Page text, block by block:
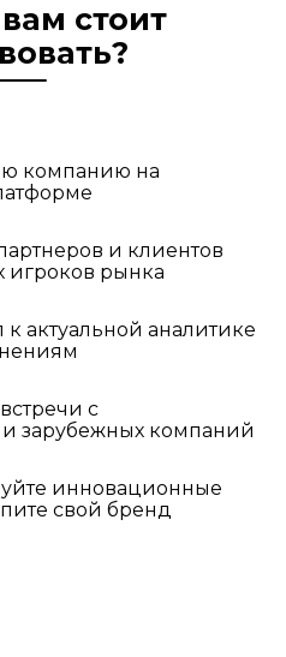
стоит
компанию на
и клиентов
игроков рынка
к актуальной аналитике
с
зарубежных компаний
инновационные
свой бренд